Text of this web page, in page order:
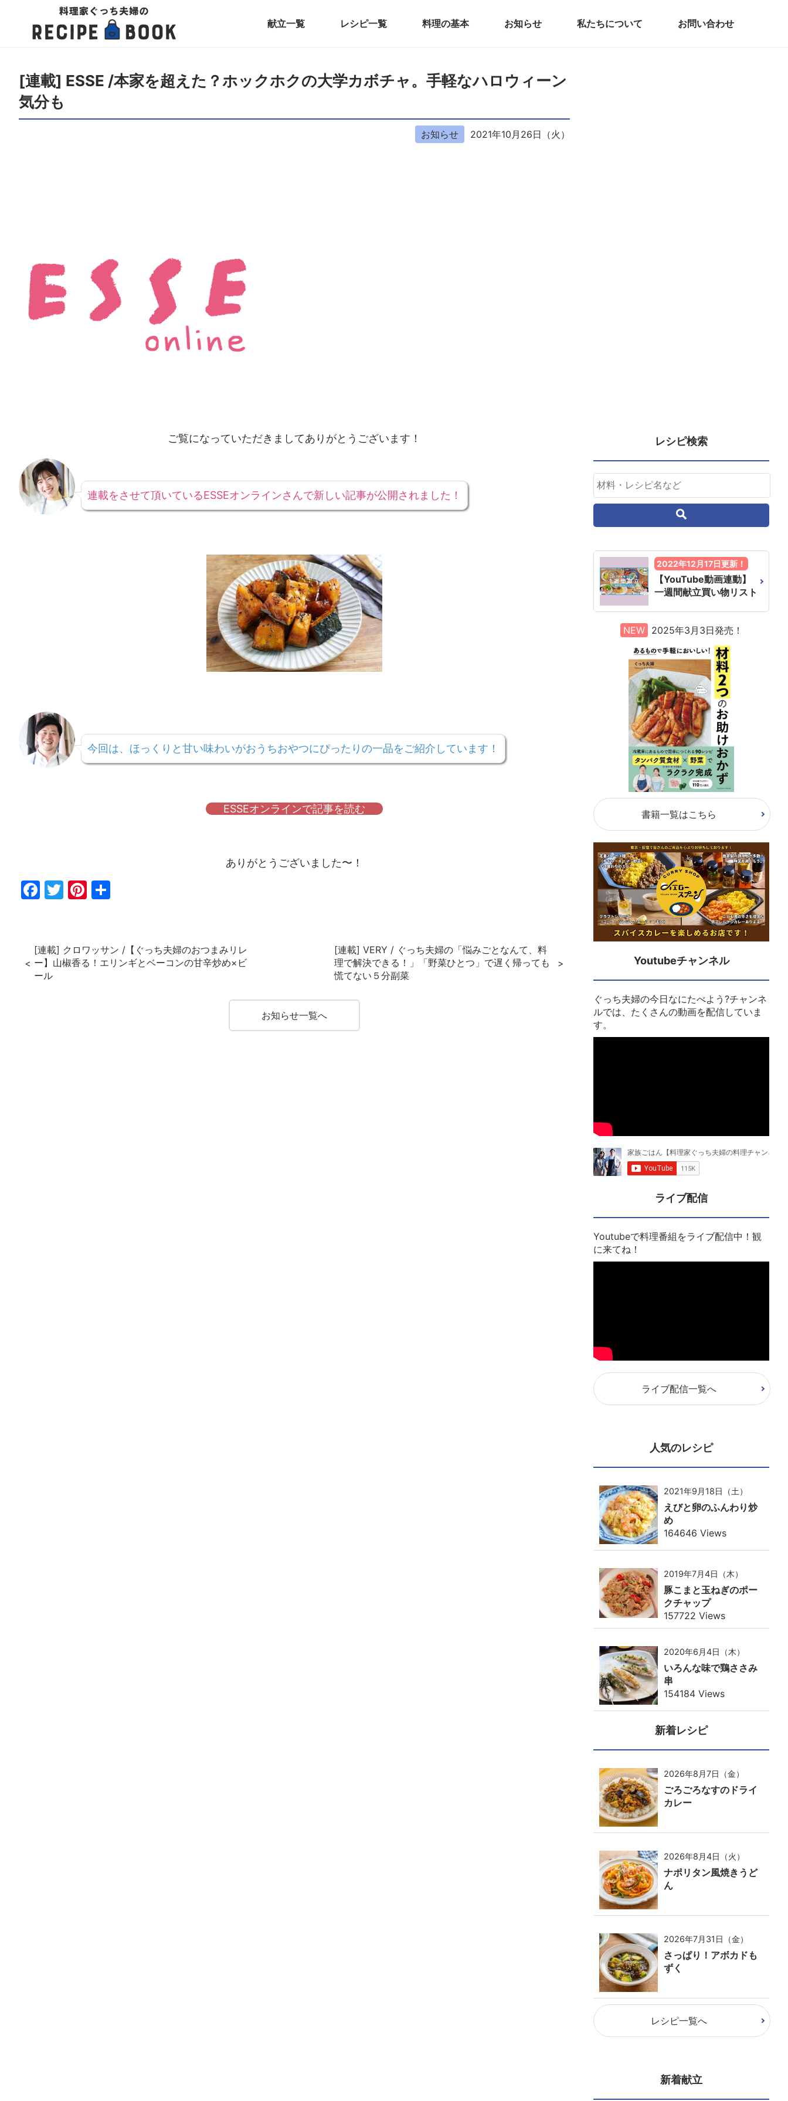
献立一覧 レシピ一覧 料理の基本 お知らせ 私たちについて お問い合わせ
[連載] ESSE /本家を超えた？ホックホクの大学カボチャ。手軽なハロウィーン
気分も
お知らせ 2021年10月26日（火）
ご覧になっていただきましてありがとうございます！
連載をさせて頂いているESSEオンラインさんで新しい記事が公開されました！
今回は、ほっくりと甘い味わいがおうちおやつにぴったりの一品をご紹介しています！
ESSEオンラインで記事を読む
ありがとうございました〜！
Fac
Twi
Pin
[連載] クロワッサン /【ぐっち夫婦のおつまみリレ
ー】山椒香る！エリンギとベーコンの甘辛炒め×ビ
ール
[連載] VERY / ぐっち夫婦の「悩みごとなんて、料
理で解決できる！」「野菜ひとつ」で遅く帰っても
慌てない５分副菜
お知らせ一覧へ
レシピ検索
2022年12月17日更新！
【YouTube動画連動】
一週間献立買い物リスト
NEW 2025年3月3日発売！
書籍一覧はこちら
Youtubeチャンネル
ぐっち夫婦の今日なにたべよう?チャンネ
ルでは、たくさんの動画を配信していま
す。
ライブ配信
Youtubeで料理番組をライブ配信中！観
に来てね！
ライブ配信一覧へ
人気のレシピ
2021年9月18日（土）
えびと卵のふんわり炒
め
164646 Views
2019年7月4日（木）
豚こまと玉ねぎのポー
クチャップ
157722 Views
2020年6月4日（木）
いろんな味で鶏ささみ
串
154184 Views
新着レシピ
2026年8月7日（金）
ごろごろなすのドライ
カレー
2026年8月4日（火）
ナポリタン風焼きうど
ん
2026年7月31日（金）
さっぱり！アボカドも
ずく
レシピ一覧へ
新着献立